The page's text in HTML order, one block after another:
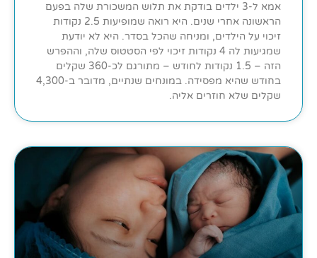
אמא ל-3 ילדים בודקת את תלוש המשכורת שלה בפעם
הראשונה אחרי שנים. היא רואה שמופיעות 2.5 נקודות
זיכוי על הילדים, ומניחה שהכל בסדר. היא לא יודעת
שמגיעות לה 4 נקודות זיכוי לפי הסטטוס שלה, וההפרש
הזה – 1.5 נקודות לחודש – מתורגם לכ-360 שקלים
בחודש שהיא מפסידה. במונחים שנתיים, מדובר ב-4,300
שקלים שלא חוזרים אליה.